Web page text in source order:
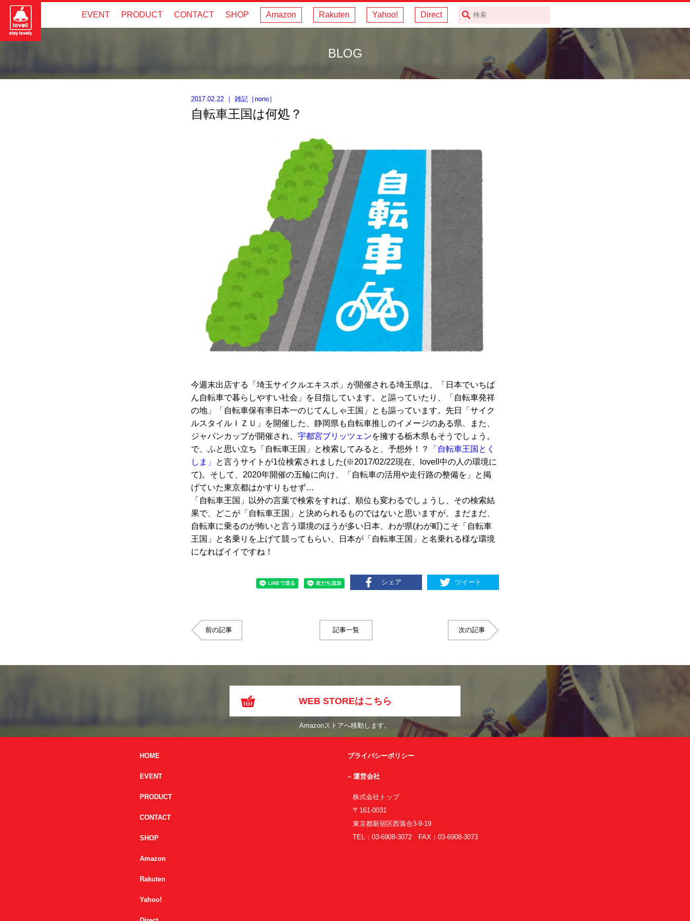
EVENT PRODUCT CONTACT SHOP Amazon Rakuten Yahoo! Direct
BLOG
2017.02.22 ｜ 雑記 ［nono］
自転車王国は何処？
今週末出店する「埼玉サイクルエキスポ」が開催される埼玉県は、「日本でいちば
ん自転車で暮らしやすい社会」を目指しています。と謳っていたり、「自転車発祥
の地」「自転車保有率日本一のじてんしゃ王国」とも謳っています。先日「サイク
ルスタイルＩＺＵ」を開催した、静岡県も自転車推しのイメージのある県、また、
ジャパンカップが開催され、 宇都宮ブリッツェンを擁する栃木県もそうでしょう。
で、ふと思い立ち「自転車王国」と検索してみると、予想外！？
「自転車王国とく
しま」
と言うサイトが1位検索されました(※2017/02/22現在、lovell中の人の環境に
て)。そして、2020年開催の五輪に向け、「自転車の活用や走行路の整備を」と掲
げていた東京都はかすりもせず…
「自転車王国」以外の言葉で検索をすれば、順位も変わるでしょうし、その検索結
果で、どこが「自転車王国」と決められるものではないと思いますが、まだまだ、
自転車に乗るのが怖いと言う環境のほうが多い日本、わが県(わが町)こそ「自転車
王国」と名乗りを上げて競ってもらい、日本が「自転車王国」と名乗れる様な環境
になればイイですね！
シェア ツイート
前の記事 記事一覧 次の記事
WEB STOREはこちら
Amazonストアへ移動します。
HOME
EVENT
PRODUCT
CONTACT
SHOP
Amazon
Rakuten
Yahoo!
プライバシーポリシー
– 運営会社
株式会社トップ
〒161-0031
東京都新宿区西落合3-9-19
TEL：03-6908-3072 FAX：03-6908-3073